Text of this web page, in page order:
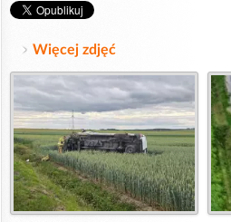
Więcej zdjęć